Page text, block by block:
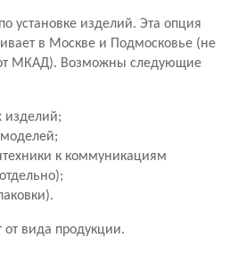
установке изделий. Эта опция
в Москве и Подмосковье (не
МКАД). Возможны следующие
изделий;
к коммуникациям
от вида продукции.